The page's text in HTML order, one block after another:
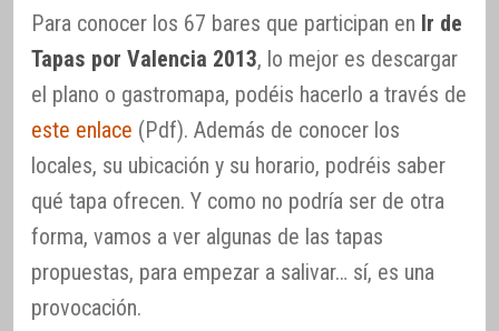
Para conocer los 67 bares que participan en Ir de
Tapas por Valencia 2013, lo mejor es descargar
el plano o gastromapa, podéis hacerlo a través de
este enlace (Pdf). Además de conocer los
locales, su ubicación y su horario, podréis saber
qué tapa ofrecen. Y como no podría ser de otra
forma, vamos a ver algunas de las tapas
propuestas, para empezar a salivar… sí, es una
provocación.